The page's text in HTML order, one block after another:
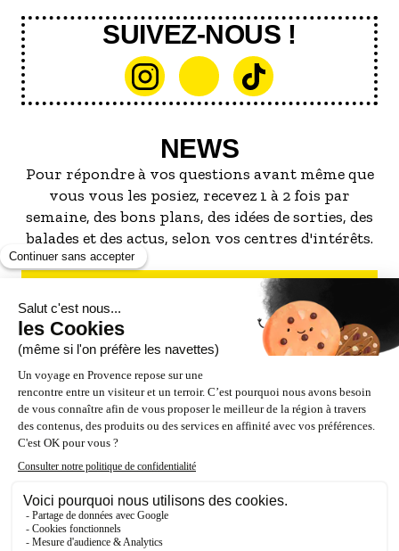
SUIVEZ-NOUS !
NEWS
Pour répondre à vos questions avant même que
vous vous les posiez, recevez 1 à 2 fois par
semaine, des bons plans, des idées de sorties, des
balades et des actus, selon vos centres d'intérêts.
S'INSCRIRE À LA NEWSLETTER
NOS PARTENAIRES
ESPACE PRO / PRESSE